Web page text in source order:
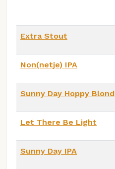
Extra Stout
Non(netje) IPA
Sunny Day Hoppy Blond
Let There Be Light
Sunny Day IPA